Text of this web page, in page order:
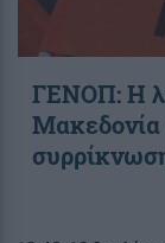
ΓΕΝΟΠ: Η
Μακεδονία